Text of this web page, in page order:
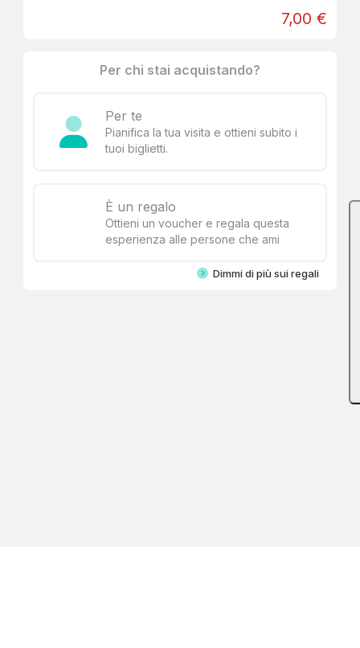
7,00 €
Per chi stai acquistando?
Per te
Pianifica la tua visita e ottieni subito i
tuoi biglietti.
È un regalo
Ottieni un voucher e regala questa
esperienza alle persone che ami
Dimmi di più sui regali